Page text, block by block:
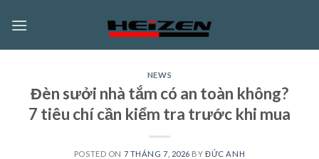
NEWS
Đèn sưởi nhà tắm có an toàn không?
7 tiêu chí cần kiểm tra trước khi mua
POSTED ON 7 THÁNG 7, 2026 BYĐỨC ANH